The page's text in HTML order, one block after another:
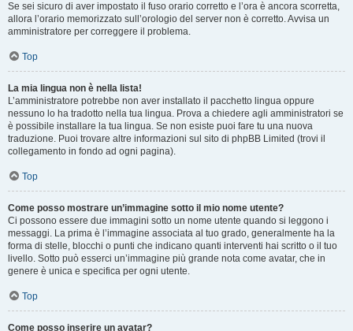
Se sei sicuro di aver impostato il fuso orario corretto e l’ora è ancora scorretta,
allora l’orario memorizzato sull’orologio del server non è corretto. Avvisa un
amministratore per correggere il problema.
Top
La mia lingua non è nella lista!
L’amministratore potrebbe non aver installato il pacchetto lingua oppure
nessuno lo ha tradotto nella tua lingua. Prova a chiedere agli amministratori se
è possibile installare la tua lingua. Se non esiste puoi fare tu una nuova
traduzione. Puoi trovare altre informazioni sul sito di phpBB Limited (trovi il
collegamento in fondo ad ogni pagina).
Top
Come posso mostrare un’immagine sotto il mio nome utente?
Ci possono essere due immagini sotto un nome utente quando si leggono i
messaggi. La prima è l’immagine associata al tuo grado, generalmente ha la
forma di stelle, blocchi o punti che indicano quanti interventi hai scritto o il tuo
livello. Sotto può esserci un’immagine più grande nota come avatar, che in
genere è unica e specifica per ogni utente.
Top
Come posso inserire un avatar?